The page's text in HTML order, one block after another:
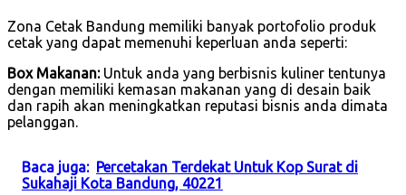
Zona Cetak Bandung memiliki banyak portofolio produk
cetak yang dapat memenuhi keperluan anda seperti:
Box Makanan:Untuk anda yang berbisnis kuliner tentunya
dengan memiliki kemasan makanan yang di desain baik
dan rapih akan meningkatkan reputasi bisnis anda dimata
pelanggan.
Baca juga: Percetakan Terdekat Untuk Kop Surat di
Sukahaji Kota Bandung, 40221